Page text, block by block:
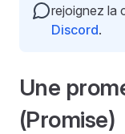
rejoignez la
Discord.
Une
(Promise)